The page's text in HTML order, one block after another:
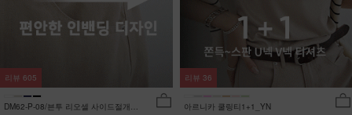
DM62-P-08/븐투 리오셀 사이드절개팬
리뷰 605
아르니카 쿨링티1+1_YN
리뷰 36